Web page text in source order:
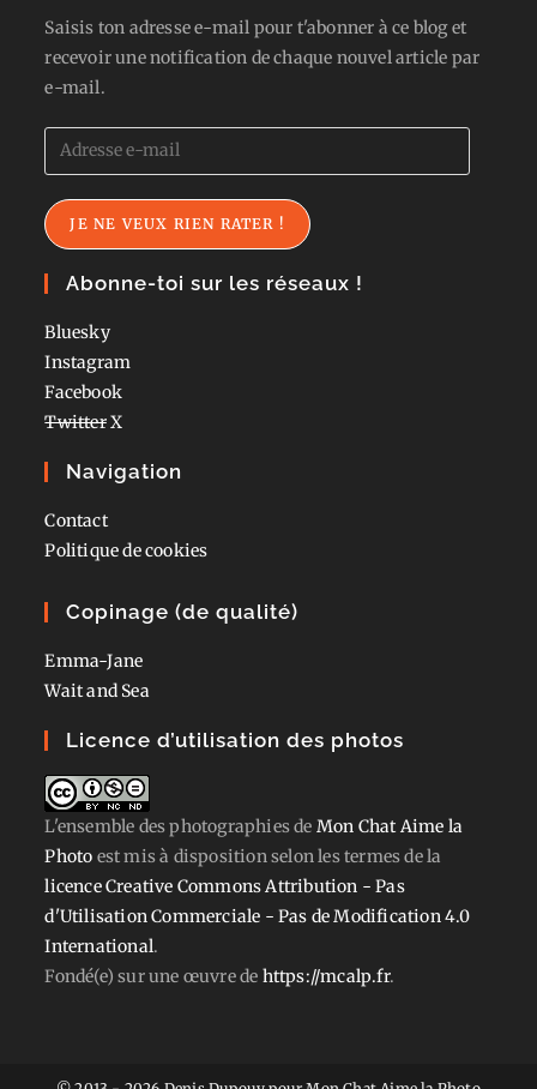
Saisis ton adresse e-mail pour t'abonner à ce blog et
recevoir une notification de chaque nouvel article par
e-mail.
Adresse
e-
mail
JE NE VEUX RIEN RATER !
Abonne-toi sur les réseaux !
Bluesky
Instagram
Facebook
TwitterX
Navigation
Contact
Politique de cookies
Copinage (de qualité)
Emma-Jane
Wait and Sea
Licence d’utilisation des photos
L'ensemble des photographiesde Mon Chat Aime la
Photo est mis à disposition selon les termes de la
licence Creative Commons Attribution - Pas
d'Utilisation Commerciale - Pas de Modification 4.0
International.
Fondé(e) sur une œuvre de https://mcalp.fr.